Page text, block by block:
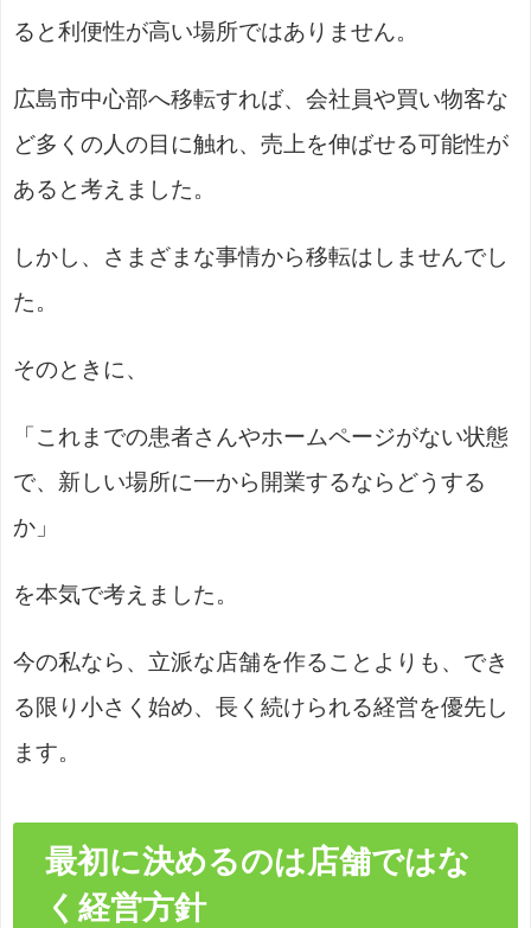
ると利便性が高い場所ではありません。
広島市中心部へ移転すれば、会社員や買い物客な
ど多くの人の目に触れ、売上を伸ばせる可能性が
あると考えました。
しかし、さまざまな事情から移転はしませんでし
た。
そのときに、
「これまでの患者さんやホームページがない状態
で、新しい場所に一から開業するならどうする
か」
を本気で考えました。
今の私なら、立派な店舗を作ることよりも、でき
る限り小さく始め、長く続けられる経営を優先し
ます。
最初に決めるのは店舗ではな
く経営方針